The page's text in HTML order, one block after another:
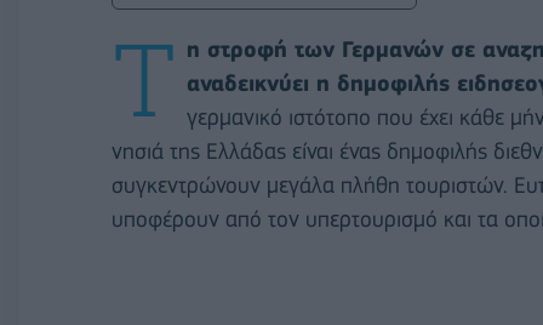
Τ η στροφή των Γερμανών σε
αναδεικνύει η δημοφιλής
γερμανικό ιστότοπο που έχει κάθε
νησιά της Ελλάδας είναι ένας δημοφιλής
συγκεντρώνουν μεγάλα πλήθη τουριστών.
υποφέρουν από τον υπερτουρισμό και τα